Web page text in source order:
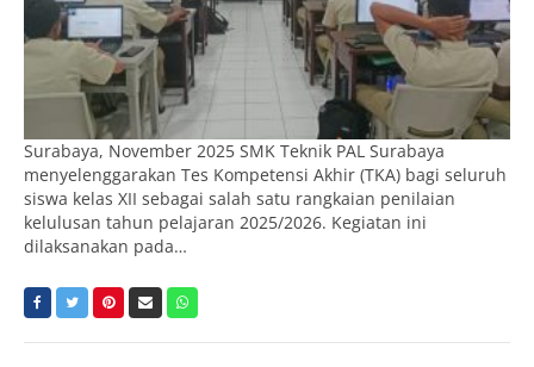
Surabaya, November 2025 SMK Teknik PAL Surabaya
menyelenggarakan Tes Kompetensi Akhir (TKA) bagi seluruh
siswa kelas XII sebagai salah satu rangkaian penilaian
kelulusan tahun pelajaran 2025/2026. Kegiatan ini
dilaksanakan pada…